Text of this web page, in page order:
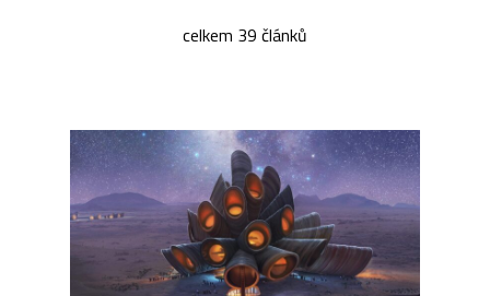
celkem 39 článků